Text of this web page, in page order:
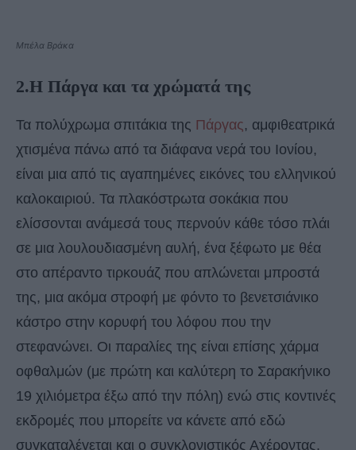
Μπέλα Βράκα
2.Η Πάργα και τα χρώματά της
Τα πολύχρωμα σπιτάκια της Πάργας, αμφιθεατρικά
χτισμένα πάνω από τα διάφανα νερά του Ιονίου,
είναι μια από τις αγαπημένες εικόνες του ελληνικού
καλοκαιριού. Τα πλακόστρωτα σοκάκια που
ελίσσονται ανάμεσά τους περνούν κάθε τόσο πλάι
σε μια λουλουδιασμένη αυλή, ένα ξέφωτο με θέα
στο απέραντο τιρκουάζ που απλώνεται μπροστά
της, μια ακόμα στροφή με φόντο το βενετσιάνικο
κάστρο στην κορυφή του λόφου που την
στεφανώνει. Οι παραλίες της είναι επίσης χάρμα
οφθαλμών (με πρώτη και καλύτερη το Σαρακήνικο
19 χιλιόμετρα έξω από την πόλη) ενώ στις κοντινές
εκδρομές που μπορείτε να κάνετε από εδώ
συγκαταλέγεται και ο συγκλονιστικός Αχέροντας.